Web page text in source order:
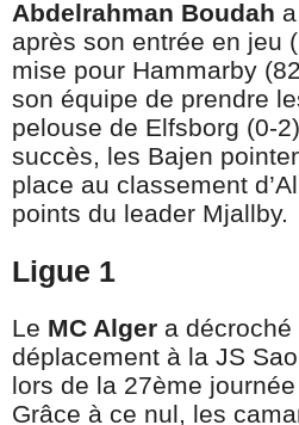
Abdelrahman Boudah
après son entrée en jeu
mise pour Hammarby
son équipe de prendre
pelouse de Elfsborg (0-
succès, les Bajen
place au classement
points du leader Mjallby.
Ligue 1
Le MC Alger a décroché
déplacement à la JS
lors de la 27ème
Grâce à ce nul, les